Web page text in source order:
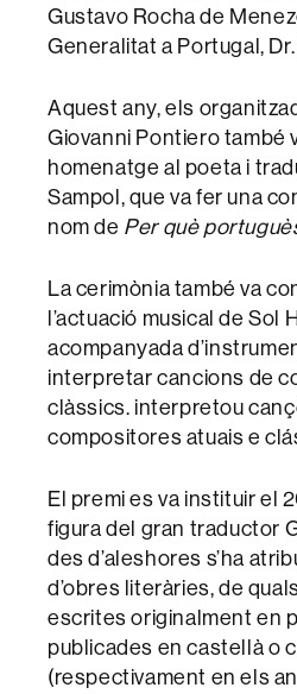
Gustavo Rocha de
Generalitat a Portugal,
Aquest any, els
Giovanni Pontiero també
homenatge al poeta i
Sampol, que va fer una
nom de Per què
La cerimònia també va
l’actuació musical de Sol
acompanyada
interpretar cancions de
clàssics. interpretou
compositores atuais e
El premi es va instituir el
figura del gran traductor
des d’aleshores s’ha
d’obres literàries, de
escrites originalment en
publicades en castellà o
(respectivament en els